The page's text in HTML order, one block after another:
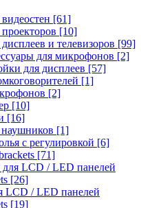
[61]
[10]
и телевизоров [99]
для микрофонов [2]
для дисплеев [57]
[1]
[2]
[10]
[16]
[1]
с регулировкой [6]
[71]
LCD / LED панелей
[26]
LCD / LED панелей
[19]